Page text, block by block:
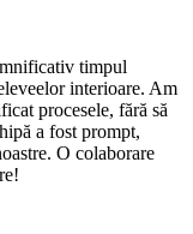
timpul
interioare. Am
procesele, fără să
a fost prompt,
O colaborare